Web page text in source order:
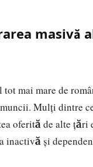
masivă
mai mare de
Mulți dintre
oferită de alte țări
inactivă și